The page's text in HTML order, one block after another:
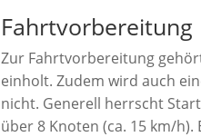
Fahrtvorbereitung
Zur Fahrtvorbereitung
einholt. Zudem wird auch
nicht. Generell herrscht
über 8 Knoten (ca. 15 km/